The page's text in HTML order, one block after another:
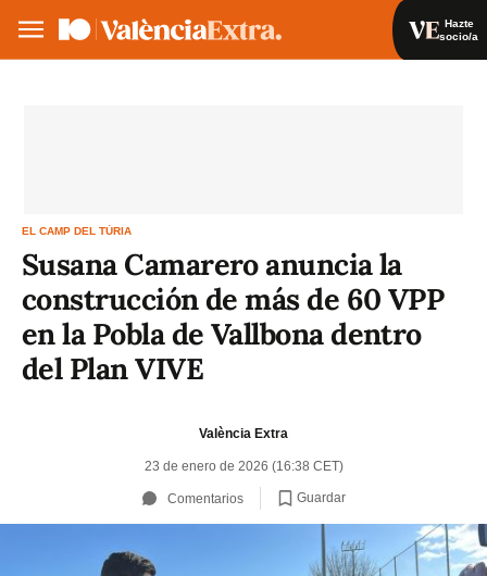
Hazte
socio/a
EL CAMP DEL TÚRIA
Susana Camarero anuncia la
construcción de más de 60 VPP
en la Pobla de Vallbona dentro
del Plan VIVE
València Extra
23 de enero de 2026 (16:38 CET)
Comentarios Guardar